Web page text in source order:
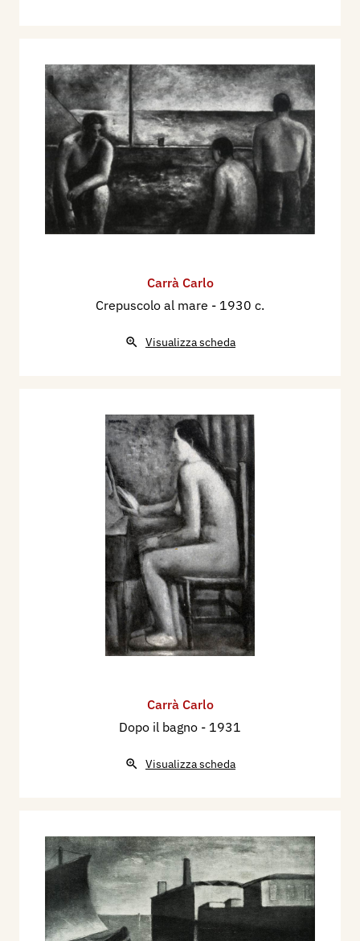
Carrà Carlo
Crepuscolo al mare - 1930 c.
Visualizza scheda
Carrà Carlo
Dopo il bagno - 1931
Visualizza scheda